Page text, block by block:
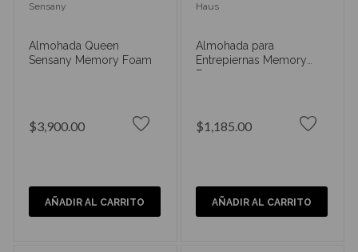
Sensany
Almohada Queen
Sensany Memory Foam
$3,900.00
AÑADIR AL CARRITO
Haus
Almohada para
Entrepiernas Memory
Foam
$1,185.00
AÑADIR AL CARRITO